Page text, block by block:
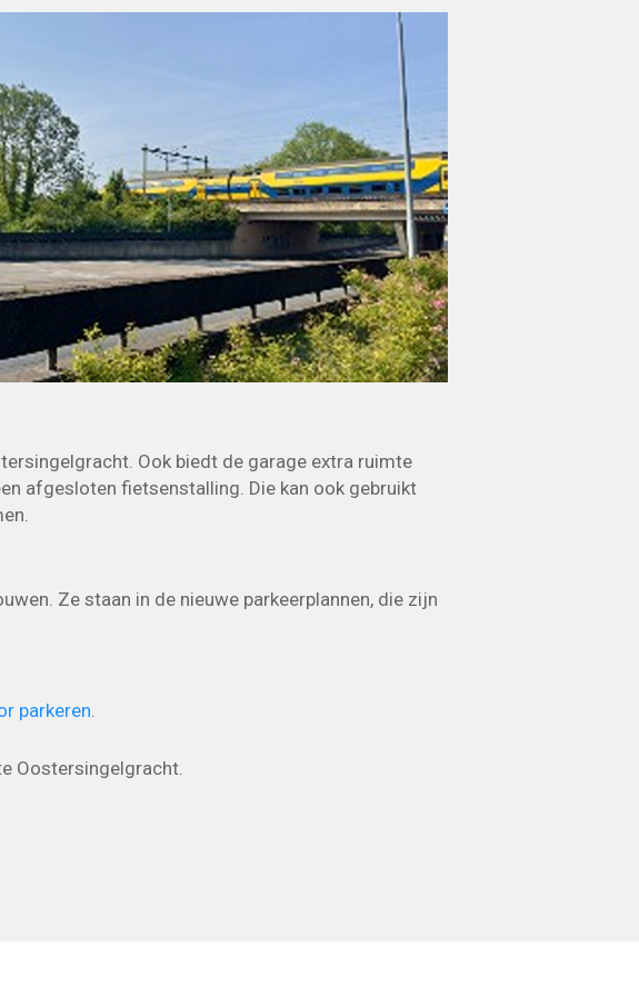
Ook biedt de garage extra ruimte
afgesloten fietsenstalling. Die kan ook gebruikt
Ze staan in de nieuwe parkeerplannen, die zijn
parkeren.
Oostersingelgracht.